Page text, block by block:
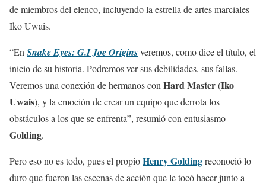
de miembros del elenco, incluyendo la estrella de artes marciales
Iko Uwais.
“En Snake Eyes: G.I Joe Originsveremos, como dice el título, el
inicio de su historia. Podremos ver sus debilidades, sus fallas.
Veremos una conexión de hermanos con Hard Master(Iko
Uwais), y la emoción de crear un equipo que derrota los
obstáculos a los que se enfrenta”, resumió con entusiasmo
Golding.
Pero eso no es todo, pues el propioHenry Goldingreconoció lo
duro que fueron las escenas de acción que le tocó hacer junto a